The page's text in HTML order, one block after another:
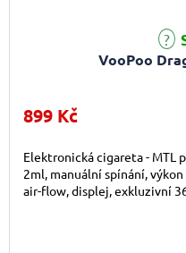
VooPoo
899 Kč
Elektronická cigareta - MTL
2ml, manuální spínání,
air-flow, displej, exkluzivní